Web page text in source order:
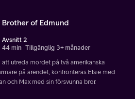
Brother of Edmund
Avsnitt 2
44 min Tillgänglig 3+ månader
utreda mordet på två amerikanska
på ärendet, konfronteras Elsie med
och Max med sin försvunna bror.